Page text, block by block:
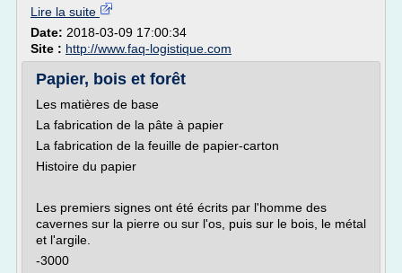
Lire la suite
Date: 2018-03-09 17:00:34
Site : http://www.faq-logistique.com
Papier, bois et forêt
Les matières de base
La fabrication de la pâte à papier
La fabrication de la feuille de papier-carton
Histoire du papier
Les premiers signes ont été écrits par l'homme des
cavernes sur la pierre ou sur l'os, puis sur le bois, le métal
et l'argile.
-3000